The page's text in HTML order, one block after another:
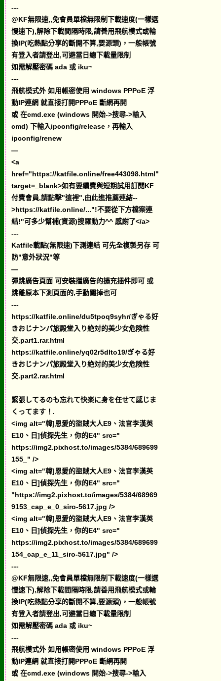
---
@KF無限速,,免會員單檔無限制下載速度(一樣選
慢速下),解除下載間隔時限,請善用飛航模式或輪
換IP(吃熱點分享的斷開不算,要源頭)，一般帳號
有登入者請登出,可避當日總下載量限制
如需解壓密碼 ada 或 iku~
---
飛航模式外 如用帳密使用 windows PPPoE 浮
動IP連網 就直接打開PPPoE 斷網再開
或 在cmd.exe (windows 開始->搜尋->輸入
cmd) 下輸入ipconfig/release，再輸入
ipconfig/renew
—
<a
href="https://katfile.online/free443098.html"
target=_blank>如有要續費與短期試用訂閱KF
付費會員,請點擊"這裡",由此進推薦連結--
>https://katfile.online/..."!不要從下方檔案連
結!"可多少幫補(資源)搜羅動力^^ 感謝了</a>
---
Katfile載點(無限速)下測連結 可先全複製另存 可
防"意外狀況"等
—
彈跳廣告頁面 可安裝擋廣告的擴充插件即可 或
跳離原本下測頁面的,手動關掉也可
---
https://katfile.online/du5tpoq9syhr/ぎゃる好
きおじナンパ旅殿堂入り絶対的美少女危険性
交.part1.rar.html
https://katfile.online/yq02r5dlto19/ぎゃる好
きおじナンパ旅殿堂入り絶対的美少女危険性
交.part2.rar.html
緊張してるのも忘れて快楽に身を任せて感じま
くってます！.
<img alt="韓]恩愛的盜賊大人E9、法官李漢英
E10、日]偵探先生，你的E4" src="
https://img2.pixhost.to/images/5384/689699
155_" />
<img alt="韓]恩愛的盜賊大人E9、法官李漢英
E10、日]偵探先生，你的E4" src="
"https://img2.pixhost.to/images/5384/68969
9153_cap_e_0_siro-5617.jpg />
<img alt="韓]恩愛的盜賊大人E9、法官李漢英
E10、日]偵探先生，你的E4" src="
https://img2.pixhost.to/images/5384/689699
154_cap_e_11_siro-5617.jpg" />
---
@KF無限速,,免會員單檔無限制下載速度(一樣選
慢速下),解除下載間隔時限,請善用飛航模式或輪
換IP(吃熱點分享的斷開不算,要源頭)，一般帳號
有登入者請登出,可避當日總下載量限制
如需解壓密碼 ada 或 iku~
---
飛航模式外 如用帳密使用 windows PPPoE 浮
動IP連網 就直接打開PPPoE 斷網再開
或 在cmd.exe (windows 開始->搜尋->輸入